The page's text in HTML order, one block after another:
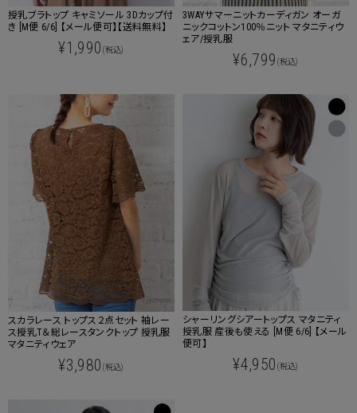
授乳ブラトップ キャミソール 3Dカップ付
き [M便 6/6] 【メール便可】【送料無料】
¥1,990 (税込)
3WAYサマーニットカーディガン オーガ
ニックコットン100％ニット マタニティウ
ェア/授乳服
¥6,799 (税込)
スカラレース トップス２点セット 袖レー
ス授乳T＆総レースタンクトップ 授乳服
マタニティウェア
¥3,980 (税込)
シャーリングシアートップス マタニティ
授乳服 産後も使える [M便 6/6] 【メール
便可】
¥4,950 (税込)